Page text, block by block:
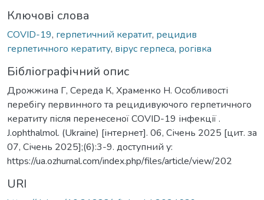
Ключові слова
COVID-19, герпетичний кератит, рецидив
герпетичного кератиту, вірус герпеса, рогівка
Бібліографічний опис
Дрожжина Г, Середа К, Храменко Н. Особливості
перебігу первинного та рецидивуючого герпетичного
кератиту після перенесеної COVID-19 інфекції .
J.ophthalmol. (Ukraine) [інтернет]. 06, Січень 2025 [цит. за
07, Січень 2025];(6):3-9. доступний у:
https://ua.ozhurnal.com/index.php/files/article/view/202
URI